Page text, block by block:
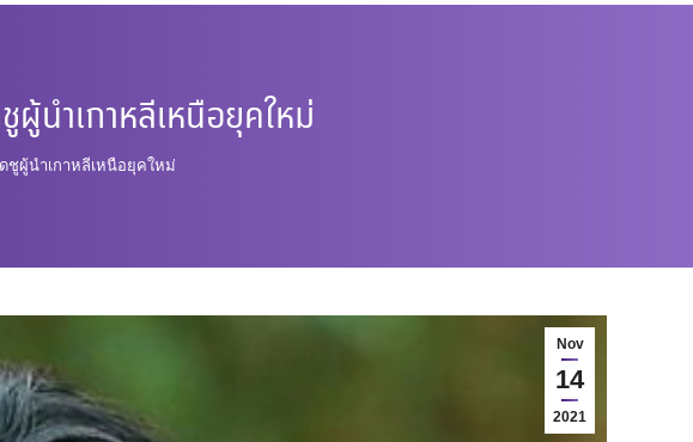
นำเกาหลีเหนือยุคใหม่
ชูผู้นำเกาหลีเหนือยุคใหม่
Nov
14
2021